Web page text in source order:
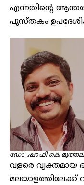
എന്നതിന്റെ
പുസ്തകം
ഡോ .ഷാഫി കെ
വളരെ വ്യക്തമായ
മലയാളത്തിലേക്ക്